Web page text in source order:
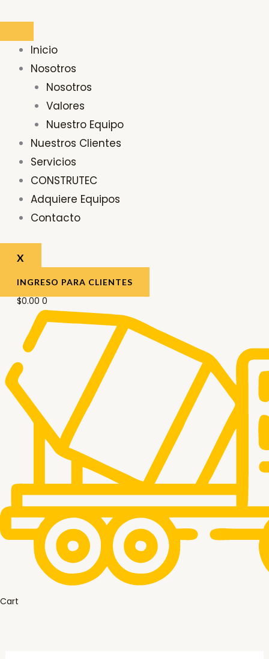
contenido
Inicio
Nosotros
Nosotros
Valores
Nuestro Equipo
Nuestros Clientes
Servicios
CONSTRUTEC
Adquiere Equipos
Contacto
X
INGRESO PARA CLIENTES
$0.00 0
Cart